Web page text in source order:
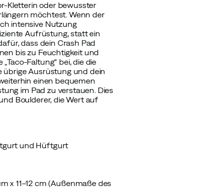
Kletterin oder bewusster
möchtest. Wenn der
intensive Nutzung
Aufrüstung, statt ein
dass dein Crash Pad
bis zu Feuchtigkeit und
Faltung“ bei, die die
übrige Ausrüstung und dein
einen bequemen
im Pad zu verstauen. Dies
Boulderer, die Wert auf
und Hüftgurt
x 11–12 cm (Außenmaße des